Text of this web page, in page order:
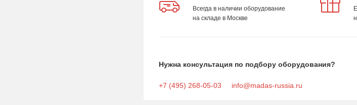
Всегда в наличии оборудование
на складе в Москве
Нужна консультация по подбору оборудования?
+7 (495) 268-05-03 info@madas-russia.ru